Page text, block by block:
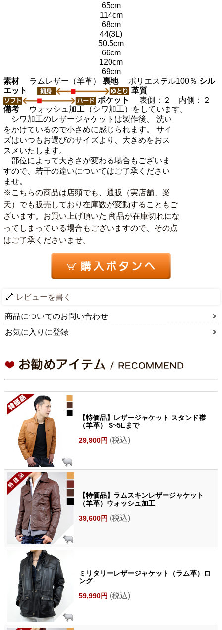
65cm
114cm
68cm
44(3L)
50.5cm
66cm
120cm
69cm
素材ラムレザー（羊革） 裏地ポリエステル100％ シル
エット
革質
ポケット
表側：２ 内側：２
備考 ウォッシュ加工（シワ加工）をしています。
シワ加工のレザージャケットは製作後、 洗い
をかけているので小さめに感じられます。 サイ
ズはいつもお選びのサイズより、大きめをおス
スメいたします。
部位によって大きさが変わる場合もございま
すので、若干の違いについてはご了承ください
ませ。
※こちらの商品は店頭でも、通販（実店舗、楽
天）でも販売しており在庫数が変動することもご
ざいます。お買い上げ頂いた 商品が在庫切れにな
ってしまっている場合もございますので、その点
はご了承くださいませ。
レビューを書く
商品についてのお問い合わせ
お気に入りに登録
【特価品】レザージャケット スタンド襟
（羊革） S~5Lまで
29,900円 (税込)
【特価品】ラムスキンレザージャケット
（羊革）ウォッシュ加工
39,600円 (税込)
ミリタリーレザージャケット（ラム革）ロ
ング
59,990円 (税込)